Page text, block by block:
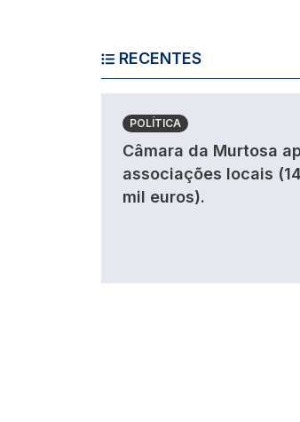
RECENTES
POLÍTICA
Câmara da Murtosa
associações locais
mil euros).